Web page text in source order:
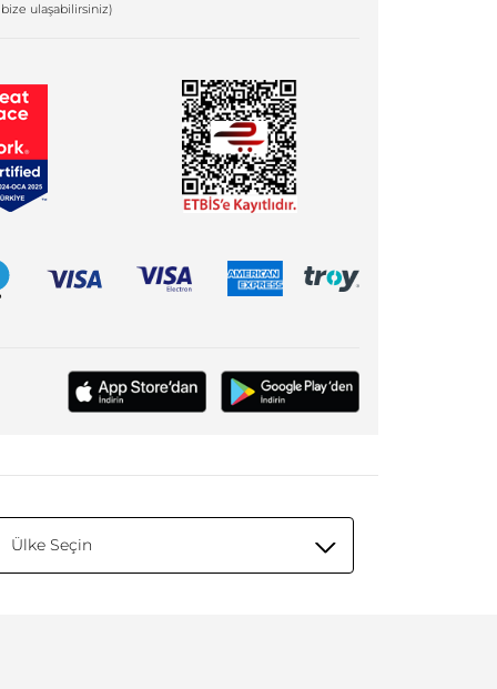
ulaşabilirsiniz)
Ülke Seçin